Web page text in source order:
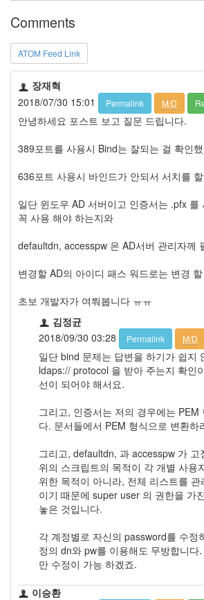
Comments
ATOM Feed Link
장재혁
2018/07/30 15:01
Permalink M/D
안녕하세요 포스트 보고 질문 드립니다.
389포트를 사용시 Bind는 잘되는 걸 확인
636포트 사용시 바인드가 안되서 서치를
일단 윈도우 AD 서버이고 인증서는 .pfx 를
꼭 사용 해야 하는지와
defaultdn, accesspw 은 AD서버 관리자께
변경할 AD의 아이디 패스 워드로는 변경
초보 개발자가 여쭤봅니다 ㅠㅠ
김정균
2018/09/30 03:28
Permalink M/D
일단 bind 문제는 답변을 하기가 쉽지
ldaps:// protocol 을 받아 주는지 확인
선이 되어야 해서요.
그리고, 인증서는 저의 경우에는 PEM
다. 문서들에서 PEM 형식으로 변환하
그리고, defaultdn, 과 accesspw 가 고
위의 스크립트의 목적이 각 개별 사용
위한 목적이 아니라, 전체 리스트를
이기 때문에 super user 의 권한을 가
놓은 것입니다.
각 계정별로 자신의 password를 수정
정의 dn와 pw를 이용해도 무방합니다
만 수정이 가능 하겠죠.
이승환